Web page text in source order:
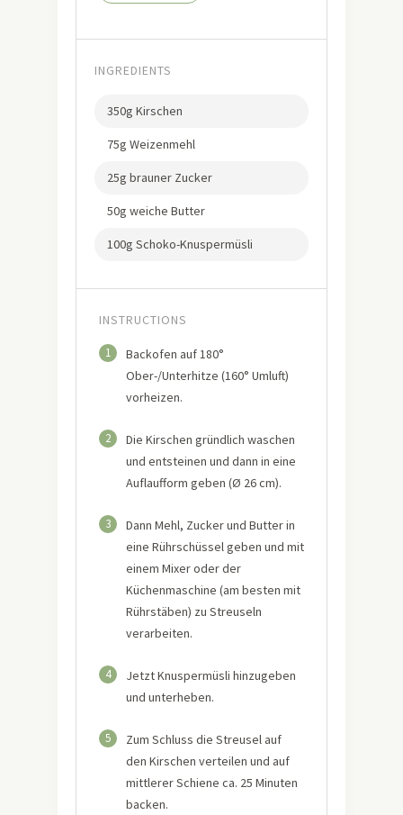
INGREDIENTS
350g Kirschen
75g Weizenmehl
25g brauner Zucker
50g weiche Butter
100g Schoko-Knuspermüsli
INSTRUCTIONS
1
Backofen auf 180°
Ober-/Unterhitze (160° Umluft)
vorheizen.
2
Die Kirschen gründlich waschen
und entsteinen und dann in eine
Auflaufform geben (Ø 26 cm).
3
Dann Mehl, Zucker und Butter in
eine Rührschüssel geben und mit
einem Mixer oder der
Küchenmaschine (am besten mit
Rührstäben) zu Streuseln
verarbeiten.
4
Jetzt Knuspermüsli hinzugeben
und unterheben.
5
Zum Schluss die Streusel auf
den Kirschen verteilen und auf
mittlerer Schiene ca. 25 Minuten
backen.